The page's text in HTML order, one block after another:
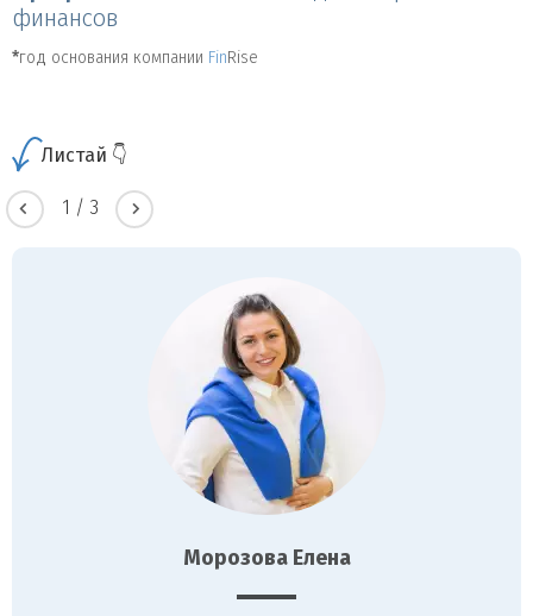
финансов
*год основания компании Fin Rise
Листай 👇
1 / 3
Морозова Елена